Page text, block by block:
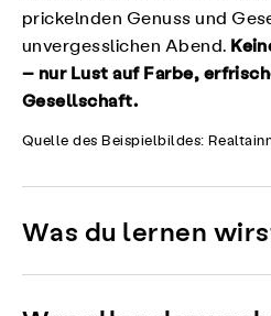
prickelnden Genuss und
unvergesslichen Abend.
– nur Lust auf Farbe,
Gesellschaft.
Quelle des Beispielbildes:
Was du lernen